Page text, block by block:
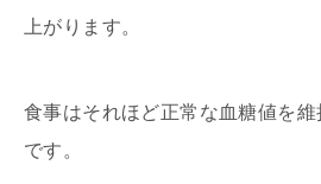
上がります。
食事はそれほど正常な血糖値を
です。